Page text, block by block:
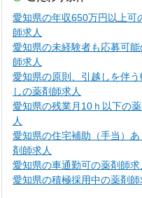
愛知県の年収650万円以上可
師求人
愛知県の未経験者も応募可能
師求人
愛知県の原則、引越しを伴う
しの薬剤師求人
愛知県の残業月10ｈ以下の
人
愛知県の住宅補助（手当）
剤師求人
愛知県の車通勤可の薬剤師求
愛知県の積極採用中の薬剤師